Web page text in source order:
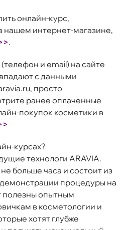
онлайн-курс,
нашем интернет-магазине,
.
и email) на сайте
с данными
просто
ранее оплаченные
покупок косметики в
курсах?
технологи ARAVIA.
больше часа и состоит из
демонстрации процедуры на
полезны опытным
в косметологии и
хотят глубже